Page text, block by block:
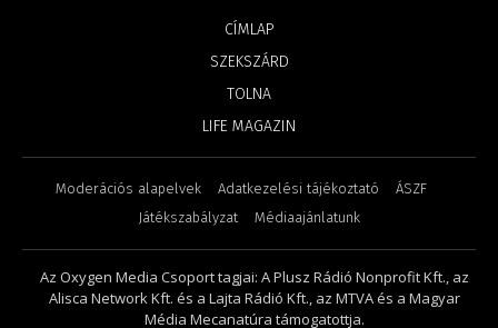
CÍMLAP
SZEKSZÁRD
TOLNA
LIFE MAGAZIN
Moderációs alapelvek Adatkezelési tájékoztató
ÁSZF
Játékszabályzat
Médiaajánlatunk
Az Oxygen Media Csoport tagjai: A Plusz Rádió Nonprofit Kft., az
Alisca Network Kft. és a Lajta Rádió Kft., az MTVA és a Magyar
Média Mecanatúra támogatottja.